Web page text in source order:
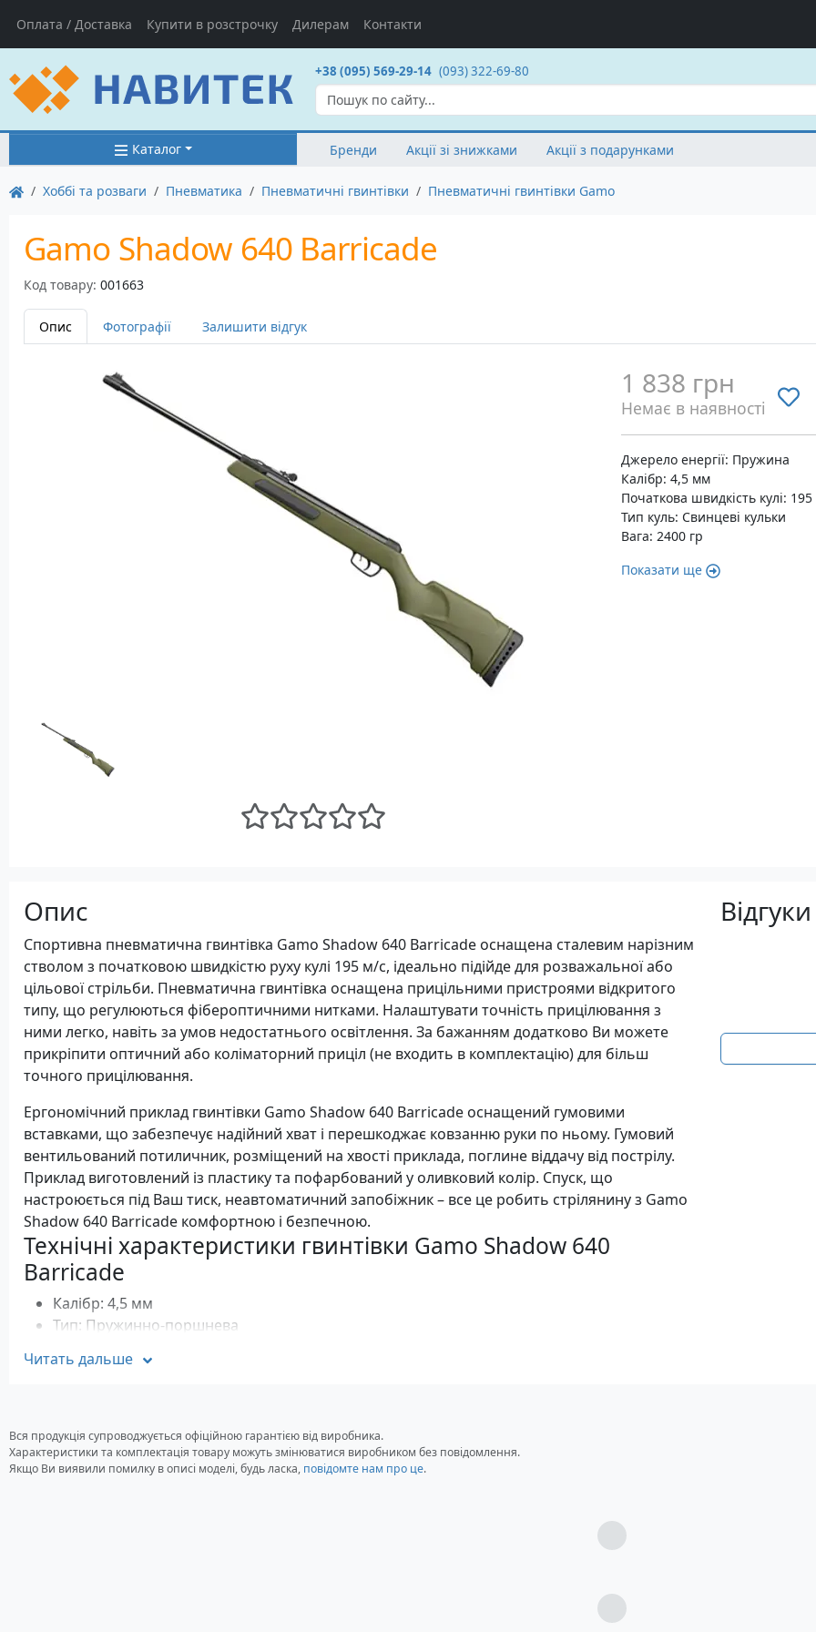
Оплата / Доставка Купити в розстрочку Дилерам Контакти
+38 (095) 569-29-14 (093) 322-69-80
Каталог Бренди Акції зі знижками Акції з подарунками
Хоббі та розваги Пневматика Пневматичні гвинтівки Пневматичні гвинтівки Gamo
Gamo Shadow 640 Barricade
Код товару: 001663
Опис Фотографії Залишити відгук
1 838 грн
Немає в наявності
Джерело енергії: Пружина
Калібр: 4,5 мм
Початкова швидкість кулі:
Тип куль: Свинцеві кульки
Вага: 2400 гр
Показати ще
Опис
Спортивна пневматична гвинтівка Gamo Shadow 640 Barricade оснащена сталевим нарізним
стволом з початковою швидкістю руху кулі 195 м/с, ідеально підійде для розважальної або
цільової стрільби. Пневматична гвинтівка оснащена прицільними пристроями відкритого
типу, що регулюються фібероптичними нитками. Налаштувати точність прицілювання з
ними легко, навіть за умов недостатнього освітлення. За бажанням додатково Ви можете
прикріпити оптичний або коліматорний приціл (не входить в комплектацію) для більш
точного прицілювання.
Ергономічний приклад гвинтівки Gamo Shadow 640 Barricade оснащений гумовими
вставками, що забезпечує надійний хват і перешкоджає ковзанню руки по ньому. Гумовий
вентильований потиличник, розміщений на хвості приклада, поглине віддачу від пострілу.
Приклад виготовлений із пластику та пофарбований у оливковий колір. Спуск, що
настроюється під Ваш тиск, неавтоматичний запобіжник – все це робить стрілянину з Gamo
Shadow 640 Barricade комфортною і безпечною.
Технічні характеристики гвинтівки Gamo Shadow 640
Barricade
Калібр: 4,5 мм
Тип: Пружинно-поршнева
Початкова швидкість кулі: 195 м/с
Тип взводу: Перелом ствола
Прицільні пристосування: Прицільна планка та мушка
Стовбур: Сталевий, нарізний
Стандартна комплектація гвинтівки Gamo Shadow 640
Читать дальше
Вся продукція супроводжується офіційною гарантією від виробника.
Характеристики та комплектація товару можуть змінюватися виробником без повідомлення.
Якщо Ви виявили помилку в описі моделі, будь ласка, повідомте нам про це.
Загрузка...
Загрузка...